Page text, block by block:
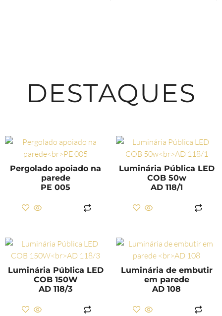
DESTAQUES
Pergolado apoiado na
parede
PE 005
Luminária Pública LED
COB 50w
AD 118/1
Luminária Pública LED
COB 150W
AD 118/3
Luminária de embutir
em parede
AD 108